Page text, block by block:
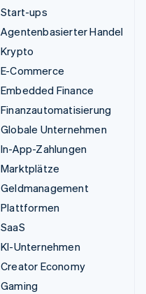
Start-ups
Agentenbasierter Handel
Krypto
E-Commerce
Embedded Finance
Finanzautomatisierung
Globale Unternehmen
In-App-Zahlungen
Marktplätze
Geldmanagement
Plattformen
SaaS
KI-Unternehmen
Creator Economy
Gaming